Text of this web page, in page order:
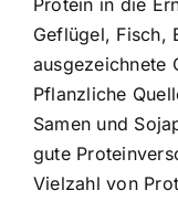
Protein in die
Geflügel, Fisch,
ausgezeichnete
Pflanzliche
Samen und
gute
Vielzahl von